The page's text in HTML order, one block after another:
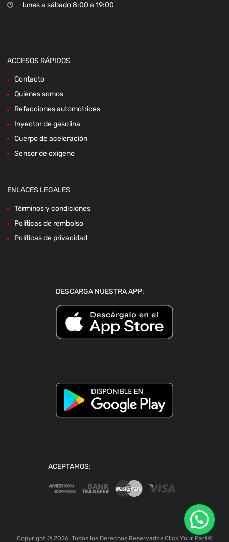
lunes a sábado 8:00 a 19:00
ACCESOS RÁPIDOS
Contacto
Quienes somos
Refacciones automotrices
Inyector de gasolina
Cuerpo de aceleración
Sensor de oxigeno
ENLACES LEGALES
Términos y condiciones
Políticas de rembolso
Políticas de privacidad
DESCARGA NUESTRA APP:
ACEPTAMOS:
Copyright © 2026 Todos los Derechos Reservados Click Your Part®